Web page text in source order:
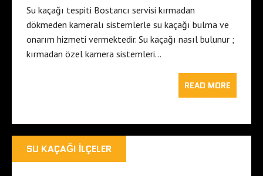
Su kaçağı tespiti Bostancı servisi kırmadan
dökmeden kameralı sistemlerle su kaçağı bulma ve
onarım hizmeti vermektedir. Su kaçağı nasıl bulunur ;
kırmadan özel kamera sistemleri…
READ MORE
SU KAÇAĞI İLÇELER